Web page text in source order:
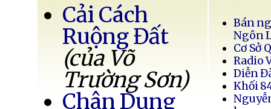
Cải Cách
Ruộng Đất
(của Võ
Trường Sơn)
Chân Dung
Bán
Ngôn
Cơ Sở
Radio
Diễn
Khối